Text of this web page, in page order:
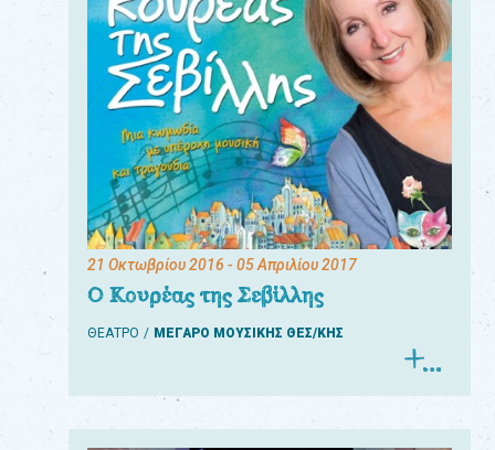
21 Οκτωβρίου 2016 - 05 Απριλίου 2017
Ο Κουρέας της Σεβίλλης
ΘΕΑΤΡΟ ΜΕΓΑΡΟ ΜΟΥΣΙΚΗΣ ΘΕΣ/ΚΗΣ